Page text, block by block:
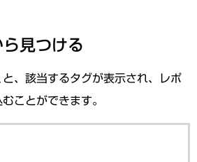
見つける
、該当するタグが表示され、レポ
ことができます。